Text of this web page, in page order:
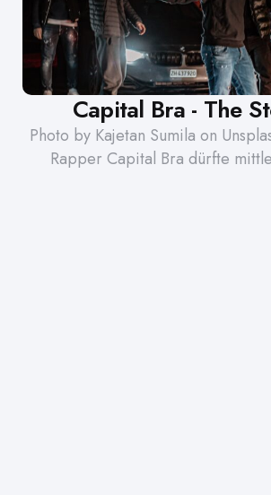
Capital Bra - The
Photo by Kajetan Sumila on
Rapper Capital Bra dürfte